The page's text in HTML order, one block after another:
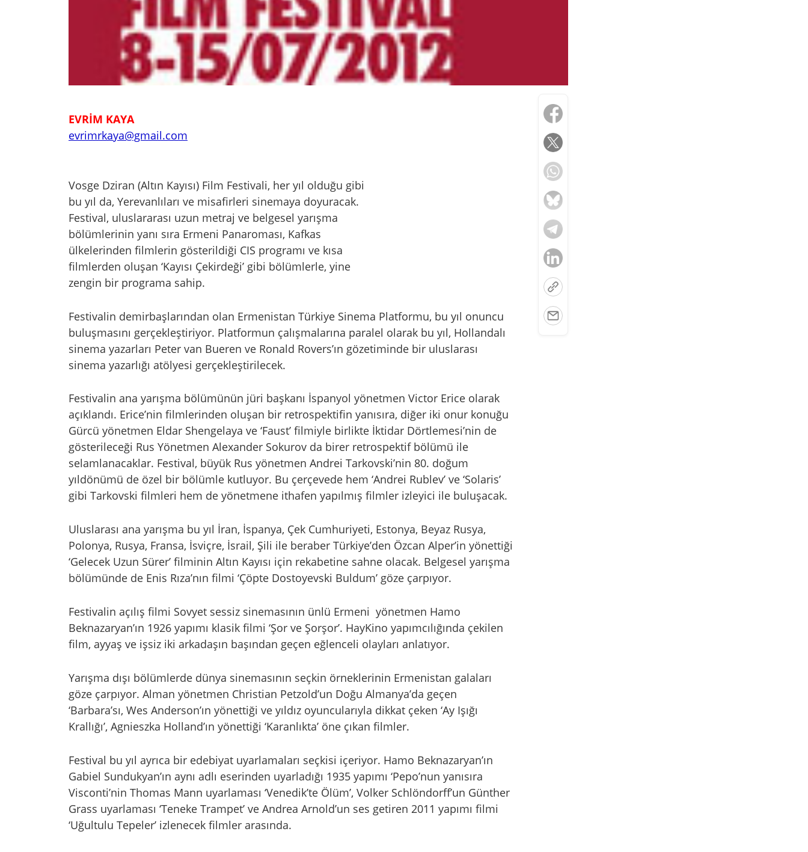
EVRİM KAYA
evrimrkaya@gmail.com
Vosge Dziran (Altın Kayısı) Film Festivali, her yıl olduğu gibi
bu yıl da, Yerevanlıları ve misafirleri sinemaya doyuracak.
Festival, uluslararası uzun metraj ve belgesel yarışma
bölümlerinin yanı sıra Ermeni Panaroması, Kafkas
ülkelerinden filmlerin gösterildiği CIS programı ve kısa
filmlerden oluşan ‘Kayısı Çekirdeği’ gibi bölümlerle, yine
zengin bir programa sahip.
Festivalin demirbaşlarından olan Ermenistan Türkiye Sinema Platformu, bu yıl onuncu
buluşmasını gerçekleştiriyor. Platformun çalışmalarına paralel olarak bu yıl, Hollandalı
sinema yazarları Peter van Bueren ve Ronald Rovers’ın gözetiminde bir uluslarası
sinema yazarlığı atölyesi gerçekleştirilecek.
Festivalin ana yarışma bölümünün jüri başkanı İspanyol yönetmen Victor Erice olarak
açıklandı. Erice’nin filmlerinden oluşan bir retrospektifin yanısıra, diğer iki onur konuğu
Gürcü yönetmen Eldar Shengelaya ve ‘Faust’ filmiyle birlikte İktidar Dörtlemesi’nin de
gösterileceği Rus Yönetmen Alexander Sokurov da birer retrospektif bölümü ile
selamlanacaklar. Festival, büyük Rus yönetmen Andrei Tarkovski’nin 80. doğum
yıldönümü de özel bir bölümle kutluyor. Bu çerçevede hem ‘Andrei Rublev’ ve ‘Solaris’
gibi Tarkovski filmleri hem de yönetmene ithafen yapılmış filmler izleyici ile buluşacak.
Uluslarası ana yarışma bu yıl İran, İspanya, Çek Cumhuriyeti, Estonya, Beyaz Rusya,
Polonya, Rusya, Fransa, İsviçre, İsrail, Şili ile beraber Türkiye’den Özcan Alper’in yönettiği
‘Gelecek Uzun Sürer’ filminin Altın Kayısı için rekabetine sahne olacak. Belgesel yarışma
bölümünde de Enis Rıza’nın filmi ‘Çöpte Dostoyevski Buldum’ göze çarpıyor.
Festivalin açılış filmi Sovyet sessiz sinemasının ünlü Ermeni yönetmen Hamo
Beknazaryan’ın 1926 yapımı klasik filmi ‘Şor ve Şorşor’. HayKino yapımcılığında çekilen
film, ayyaş ve işsiz iki arkadaşın başından geçen eğlenceli olayları anlatıyor.
Yarışma dışı bölümlerde dünya sinemasının seçkin örneklerinin Ermenistan galaları
göze çarpıyor. Alman yönetmen Christian Petzold’un Doğu Almanya’da geçen
‘Barbara’sı, Wes Anderson’ın yönettiği ve yıldız oyuncularıyla dikkat çeken ‘Ay Işığı
Krallığı’, Agnieszka Holland’ın yönettiği ‘Karanlıkta’ öne çıkan filmler.
Festival bu yıl ayrıca bir edebiyat uyarlamaları seçkisi içeriyor. Hamo Beknazaryan’ın
Gabiel Sundukyan’ın aynı adlı eserinden uyarladığı 1935 yapımı ‘Pepo’nun yanısıra
Visconti’nin Thomas Mann uyarlaması ‘Venedik’te Ölüm’, Volker Schlöndorff’un Günther
Grass uyarlaması ‘Teneke Trampet’ ve Andrea Arnold’un ses getiren 2011 yapımı filmi
‘Uğultulu Tepeler’ izlenecek filmler arasında.